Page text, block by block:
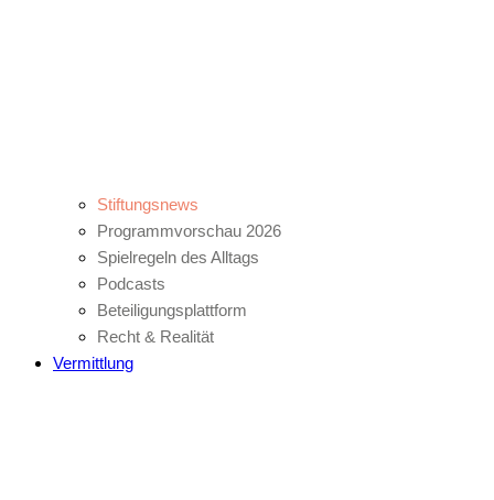
Stiftungsnews
Programmvorschau 2026
Spielregeln des Alltags
Podcasts
Beteiligungsplattform
Recht & Realität
Vermittlung